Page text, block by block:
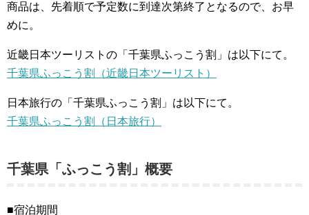
商品は、先着順で予定数に到達次第終了となるので、お早
めに。
近畿日本ツーリストの「千葉県ふっこう割」は以下にて。
千葉県ふっこう割（近畿日本ツーリスト）
日本旅行の「千葉県ふっこう割」は以下にて。
千葉県ふっこう割（日本旅行）
千葉県「ふっこう割」概要
■宿泊期間